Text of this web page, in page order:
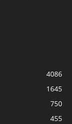
4086
1645
750
455